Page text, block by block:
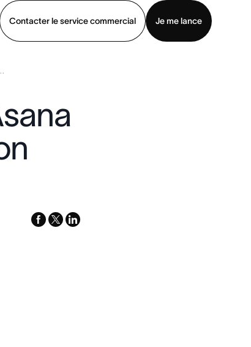
Contacter le service commercial
Je me lance
facebook
x-
linkedin